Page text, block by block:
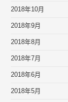
2018年10月
2018年9月
2018年8月
2018年7月
2018年6月
2018年5月